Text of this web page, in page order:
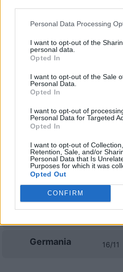
Personal Data Processing
I want to opt-out of the
personal data.
Opted In
I want to opt-out of the Sale
Personal Data.
Opted In
I want to opt-out of
Personal Data for Targeted
Opted In
I want to opt-out of
Retention, Sale, and/or
Personal Data that Is
Purposes for which it was
Opted Out
CONFIRM
Le informazioni sui
questa
Partite
Prossime
Paesi Bassi
Germania
Germania 01/10
Grecia 04/10
Serbia
Germania 16/11